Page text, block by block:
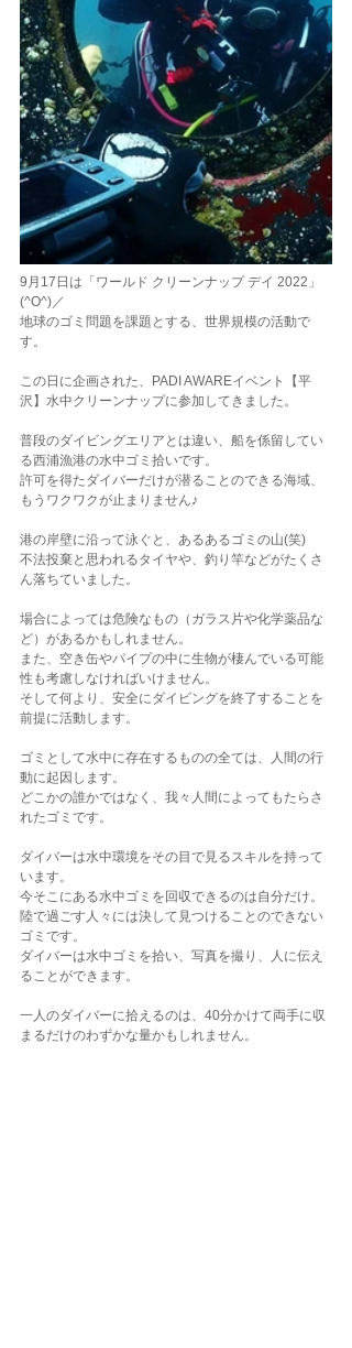
9月17日は「ワールド クリーンナップ デイ 2022」
(^O^)／
地球のゴミ問題を課題とする、世界規模の活動で
す。
この日に企画された、PADI AWAREイベント【平
沢】水中クリーンナップに参加してきました。
普段のダイビングエリアとは違い、船を係留してい
る西浦漁港の水中ゴミ拾いです。
許可を得たダイバーだけが潜ることのできる海域、
もうワクワクが止まりません♪
港の岸壁に沿って泳ぐと、あるあるゴミの山(笑)
不法投棄と思われるタイヤや、釣り竿などがたくさ
ん落ちていました。
場合によっては危険なもの（ガラス片や化学薬品な
ど）があるかもしれません。
また、空き缶やパイプの中に生物が棲んでいる可能
性も考慮しなければいけません。
そして何より、安全にダイビングを終了することを
前提に活動します。
ゴミとして水中に存在するものの全ては、人間の行
動に起因します。
どこかの誰かではなく、我々人間によってもたらさ
れたゴミです。
ダイバーは水中環境をその目で見るスキルを持って
います。
今そこにある水中ゴミを回収できるのは自分だけ。
陸で過ごす人々には決して見つけることのできない
ゴミです。
ダイバーは水中ゴミを拾い、写真を撮り、人に伝え
ることができます。
一人のダイバーに拾えるのは、40分かけて両手に収
まるだけのわずかな量かもしれません。